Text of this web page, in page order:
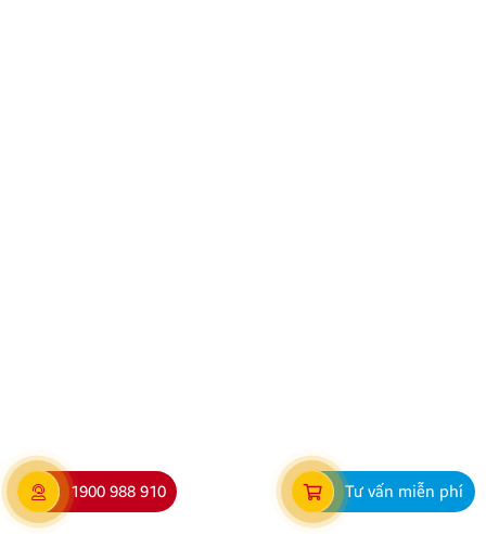
1900 988 910 Tư vấn miễn phí